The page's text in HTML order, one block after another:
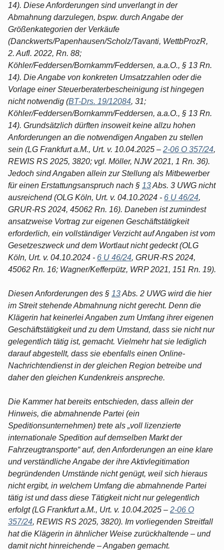
14). Diese Anforderungen sind unverlangt in der
Abmahnung darzulegen, bspw. durch Angabe der
Größenkategorien der Verkäufe
(Danckwerts/Papenhausen/Scholz/Tavanti, WettbProzR,
2. Aufl. 2022, Rn. 88;
Köhler/Feddersen/Bornkamm/Feddersen, a.a.O., § 13 Rn.
14). Die Angabe von konkreten Umsatzzahlen oder die
Vorlage einer Steuerberaterbescheinigung ist hingegen
nicht notwendig (BT-Drs. 19/12084, 31;
Köhler/Feddersen/Bornkamm/Feddersen, a.a.O., § 13 Rn.
14). Grundsätzlich dürften insoweit keine allzu hohen
Anforderungen an die notwendigen Angaben zu stellen
sein (LG Frankfurt a.M., Urt. v. 10.04.2025 – 2-06 O 357/24,
REWIS RS 2025, 3820; vgl. Möller, NJW 2021, 1 Rn. 36).
Jedoch sind Angaben allein zur Stellung als Mitbewerber
für einen Erstattungsanspruch nach § 13Abs. 3 UWG nicht
ausreichend (OLG Köln, Urt. v. 04.10.2024 - 6 U 46/24,
GRUR-RS 2024, 45062 Rn. 16). Daneben ist zumindest
ansatzweise Vortrag zur eigenen Geschäftstätigkeit
erforderlich, ein vollständiger Verzicht auf Angaben ist vom
Gesetzeszweck und dem Wortlaut nicht gedeckt (OLG
Köln, Urt. v. 04.10.2024 - 6 U 46/24, GRUR-RS 2024,
45062 Rn. 16; Wagner/Kefferpütz, WRP 2021, 151 Rn. 19).
Diesen Anforderungen des § 13Abs. 2 UWG wird die hier
im Streit stehende Abmahnung nicht gerecht. Denn die
Klägerin hat keinerlei Angaben zum Umfang ihrer eigenen
Geschäftstätigkeit und zu dem Umstand, dass sie nicht nur
gelegentlich tätig ist, gemacht. Vielmehr hat sie lediglich
darauf abgestellt, dass sie ebenfalls einen Online-
Nachrichtendienst in der gleichen Region betreibe und
daher den gleichen Kundenkreis anspreche.
Die Kammer hat bereits entschieden, dass allein der
Hinweis, die abmahnende Partei (ein
Speditionsunternehmen) trete als „voll lizenzierte
internationale Spedition auf demselben Markt der
Fahrzeugtransporte“ auf, den Anforderungen an eine klare
und verständliche Angabe der ihre Aktivlegitimation
begründenden Umstände nicht genügt, weil sich hieraus
nicht ergibt, in welchem Umfang die abmahnende Partei
tätig ist und dass diese Tätigkeit nicht nur gelegentlich
erfolgt (LG Frankfurt a.M., Urt. v. 10.04.2025 – 2-06 O
357/24, REWIS RS 2025, 3820). Im vorliegenden Streitfall
hat die Klägerin in ähnlicher Weise zurückhaltende – und
damit nicht hinreichende – Angaben gemacht.